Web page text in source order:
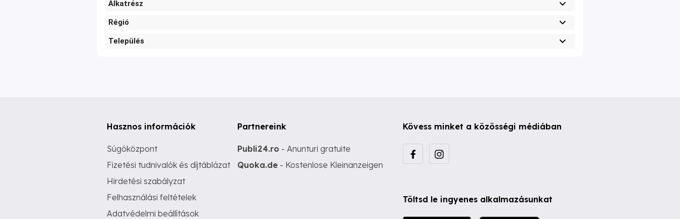
Alkatrész
Régió
Település
Hasznos információk
Súgóközpont
Fizetési tudnivalók és díjtáblázat
Hirdetési szabályzat
Felhasználási feltételek
Adatvédelmi beállítások
Partnereink
Publi24.ro - Anunturi gratuite
Quoka.de - Kostenlose Kleinanzeigen
Kövess minket a közösségi médiában
Töltsd le ingyenes alkalmazásunkat